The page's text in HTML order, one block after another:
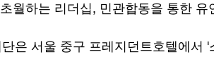
월하는 리더십, 민관합동을 통한
은 서울 중구 프레지던트호텔에서